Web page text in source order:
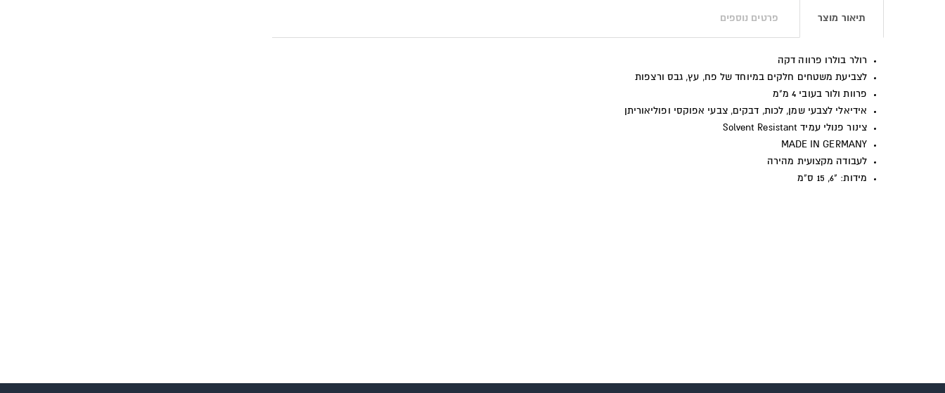
תיאור מוצר פרטים נוספים
רולר בולרו פרווה דקה
לצביעת משטחים חלקים במיוחד של פח, עץ, גבס ורצפות
פרוות ולור בעובי 4 מ"מ
אידיאלי לצבעי שמן, לכות, דבקים, צבעי אפוקסי ופוליאוריתן
צינור פנולי עמיד Solvent Resistant
MADE IN GERMANY
לעבודה מקצועית מהירה
מידות: "6, 15 ס"מ